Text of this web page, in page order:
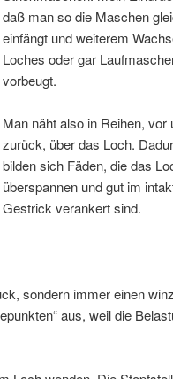
daß man so die Maschen
einfängt und weiterem
Loches oder gar
vorbeugt.
Man näht also in Reihen, vor
zurück, über das Loch.
bilden sich Fäden, die das
überspannen und gut im
Gestrick verankert sind.
sondern immer einen
aus, weil die